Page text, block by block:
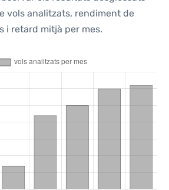
vols analitzats, rendiment de
i retard mitjà per mes.